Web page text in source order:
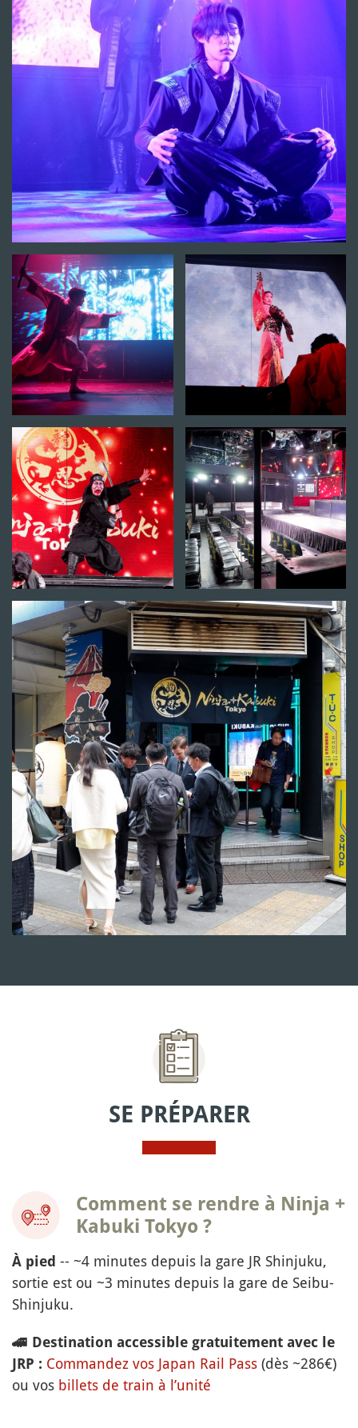
SE PRÉPARER
Comment se rendre à Ninja +
Kabuki Tokyo ?
À pied -- ~4 minutes depuis la gare JR Shinjuku,
sortie est ou ~3 minutes depuis la gare de Seibu-
Shinjuku.
🚄 Destination accessible gratuitement avec le
JRP : Commandez vos Japan Rail Pass (dès ~286€)
ou vos billets de train à l’unité